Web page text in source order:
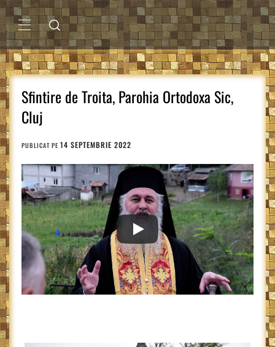
Sari
la
conținutMENIU
PRINCIPAL
Sfintire de Troita, Parohia Ortodoxa Sic,
Cluj
PUBLICAT PE 14 SEPTEMBRIE 2022